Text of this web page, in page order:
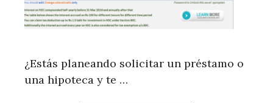
¿Estás planeando solicitar un préstamo o
una hipoteca y te …